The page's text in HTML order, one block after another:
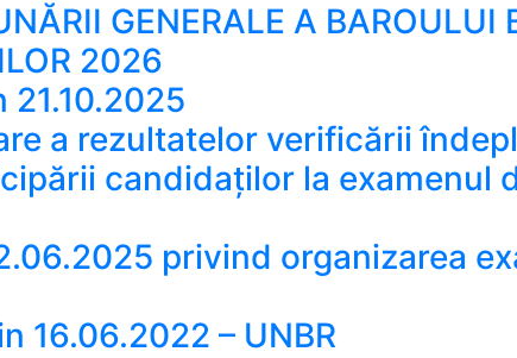
GENERALE A BAROULUI
2026
21.10.2025
a rezultatelor verificării
candidaților la examenul
privind organizarea
16.06.2022 – UNBR